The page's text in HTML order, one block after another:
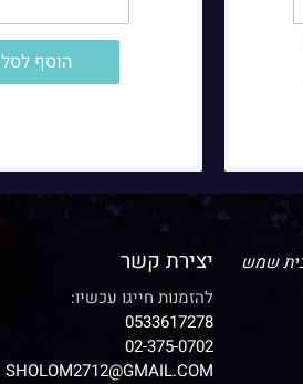
הוסף לסל
יצירת קשר
להזמנות חייגו עכשיו:
0533617278
02-375-0702
SHOLOM2712@GMAIL.COM